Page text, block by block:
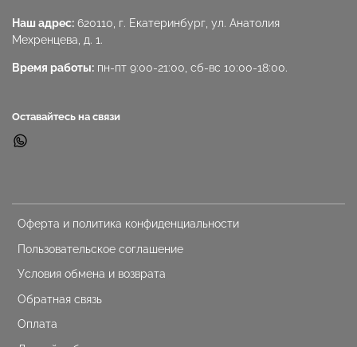
Оферта и политика конфиденциальности
Пользовательское соглашение
Условия обмена и возврата
Обратная связь
Оплата
Наш адрес: 620110, г. Екатеринбург, ул. Анатолия
Мехренцева, д. 1.
Время работы: пн-пт 9:00-21:00, сб-вс 10:00-18:00.
Оставайтесь на связи